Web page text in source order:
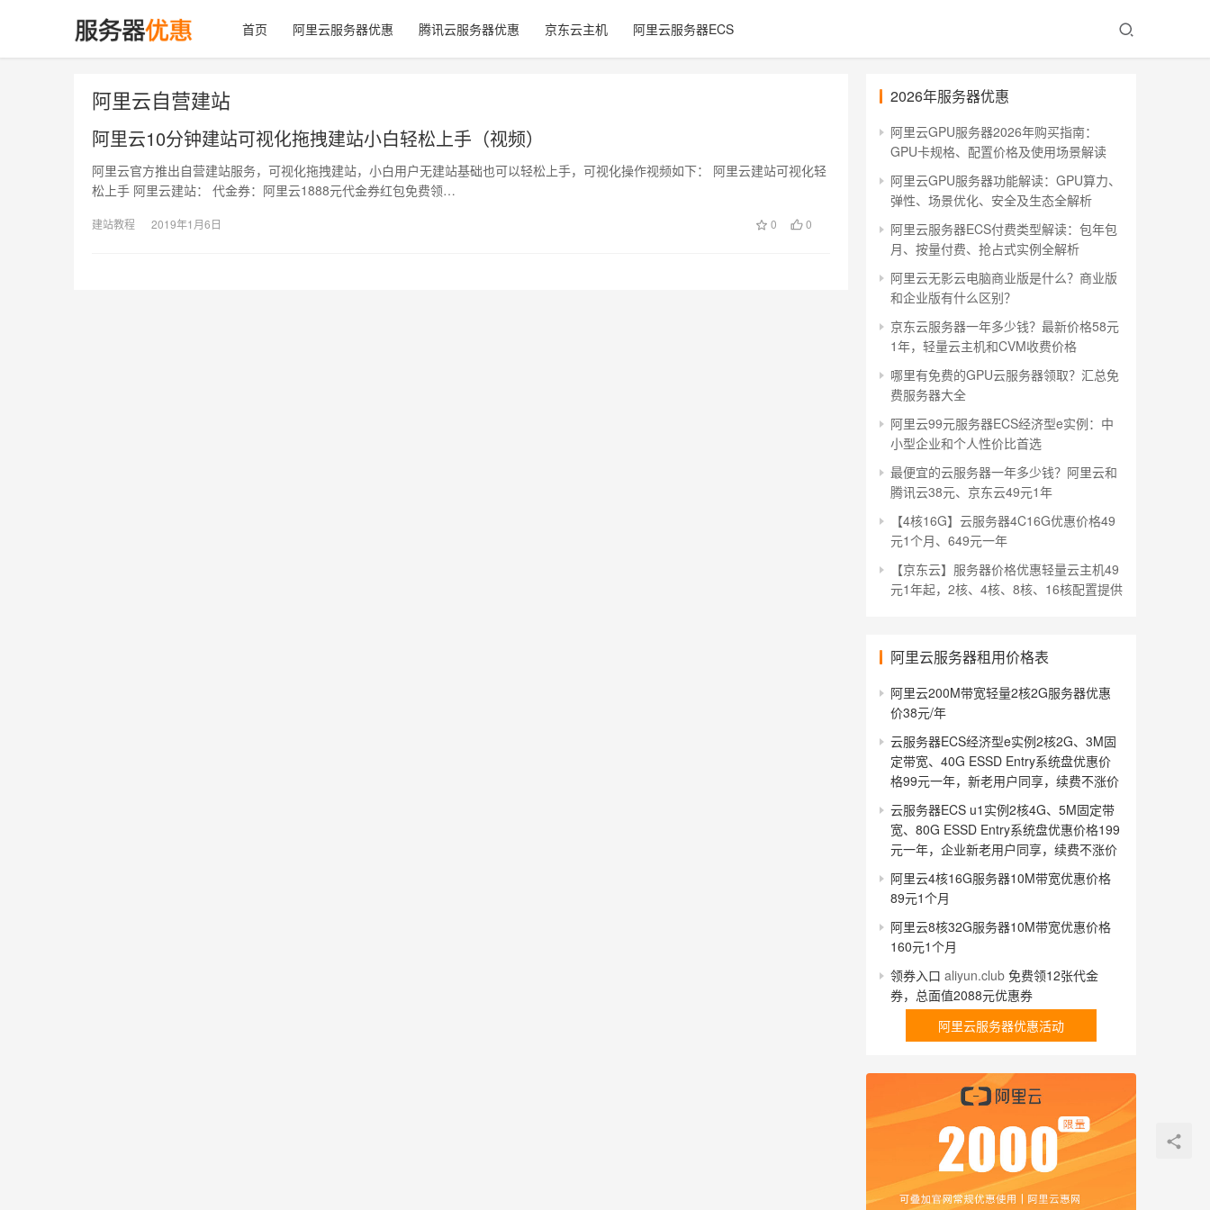
首页 阿里云服务器优惠 腾讯云服务器优惠 京东云主机 阿里云服务器ECS
阿里云自营建站
阿里云10分钟建站可视化拖拽建站小白轻松上手（视频）
阿里云官方推出自营建站服务，可视化拖拽建站，小白用户无建站基础也可以轻松上手，可视化操作视频如下： 阿里云建站可视化轻
松上手 阿里云建站： 代金券：阿里云1888元代金券红包免费领…
建站教程 2019年1月6日 0 0
2026年服务器优惠
阿里云GPU服务器2026年购买指南：
GPU卡规格、配置价格及使用场景解读
阿里云GPU服务器功能解读：GPU算力、
弹性、场景优化、安全及生态全解析
阿里云服务器ECS付费类型解读：包年包
月、按量付费、抢占式实例全解析
阿里云无影云电脑商业版是什么？商业版
和企业版有什么区别？
京东云服务器一年多少钱？最新价格58元
1年，轻量云主机和CVM收费价格
哪里有免费的GPU云服务器领取？汇总免
费服务器大全
阿里云99元服务器ECS经济型e实例：中
小型企业和个人性价比首选
最便宜的云服务器一年多少钱？阿里云和
腾讯云38元、京东云49元1年
【4核16G】云服务器4C16G优惠价格49
元1个月、649元一年
【京东云】服务器价格优惠轻量云主机49
元1年起，2核、4核、8核、16核配置提供
阿里云服务器租用价格表
阿里云200M带宽轻量2核2G服务器优惠
价38元/年
云服务器ECS经济型e实例2核2G、3M固
定带宽、40G ESSD Entry系统盘优惠价
格99元一年，新老用户同享，续费不涨价
云服务器ECS u1实例2核4G、5M固定带
宽、80G ESSD Entry系统盘优惠价格199
元一年，企业新老用户同享，续费不涨价
阿里云4核16G服务器10M带宽优惠价格
89元1个月
阿里云8核32G服务器10M带宽优惠价格
160元1个月
领券入口 aliyun.club 免费领12张代金
券，总面值2088元优惠券
阿里云服务器优惠活动